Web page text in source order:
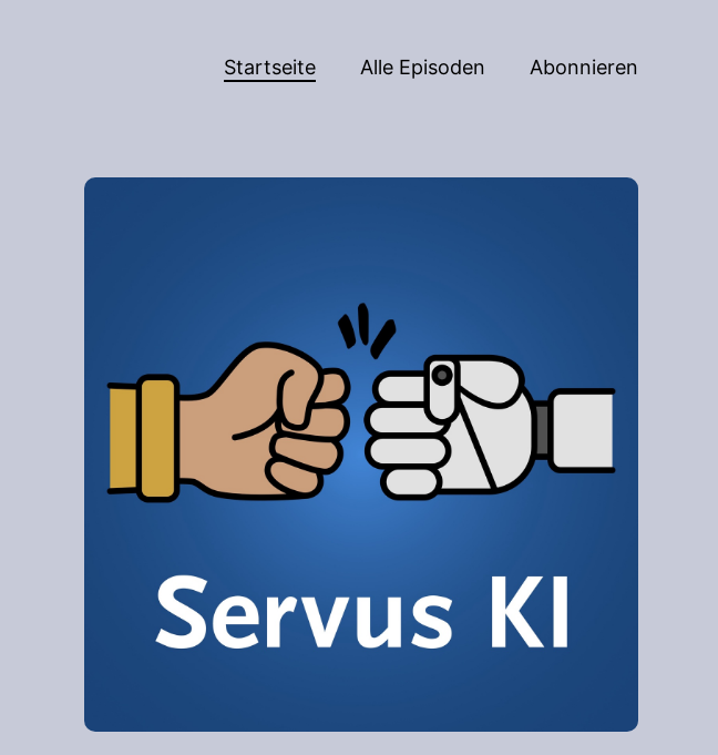
Startseite Alle Episoden Abonnieren